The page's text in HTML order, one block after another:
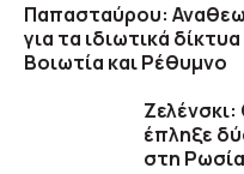
Παπασταύρου:
για τα ιδιωτικά
Βοιωτία και Ρέθυμνο
έπληξε
στη Ρωσία